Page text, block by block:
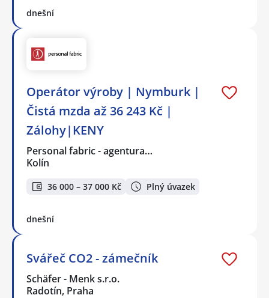
dnešní
Operátor výroby | Nymburk |
Čistá mzda až 36 243 Kč |
Zálohy|KENY
Personal fabric - agentura…
Kolín
36 000 – 37 000 Kč Plný úvazek
dnešní
Svářeč CO2 - zámečník
Schäfer - Menk s.r.o.
Radotín, Praha